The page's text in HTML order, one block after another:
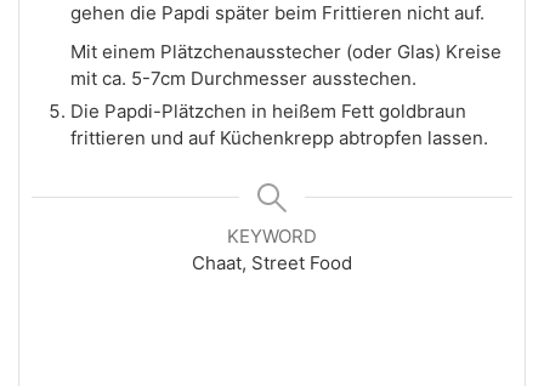
gehen die Papdi später beim Frittieren nicht auf.
Mit einem Plätzchenausstecher (oder Glas) Kreise
mit ca. 5-7cm Durchmesser ausstechen.
Die Papdi-Plätzchen in heißem Fett goldbraun
frittieren und auf Küchenkrepp abtropfen lassen.
KEYWORD
Chaat, Street Food